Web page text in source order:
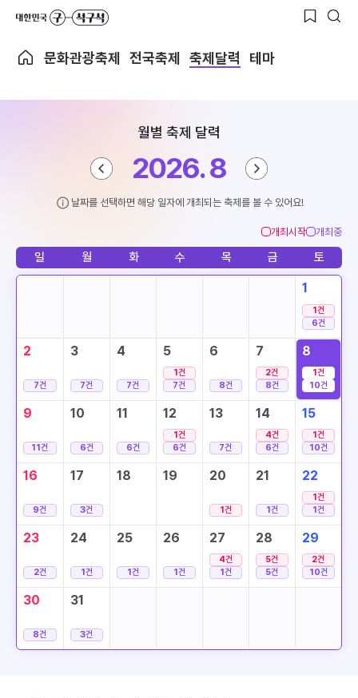
문화관광축제 전국축제 축제달력 테마
월별 축제 달력
2026. 8
날짜를 선택하면 해당 일자에 개최되는 축제를 볼 수 있어요!
개최시작 개최중
일 월 화 수 목 금 토
1
1건
6건
2
7건
3
7건
4
7건
5
1건
7건
6
8건
7
2건
8건
8
1건
10건
9
11건
10
6건
11
6건
12
1건
6건
13
7건
14
4건
6건
15
1건
10건
16
9건
17
3건
18 19 20
1건
21
1건
22
1건
1건
23
2건
24
1건
25
1건
26
1건
27
4건
1건
28
5건
5건
29
2건
10건
30
8건
31
3건